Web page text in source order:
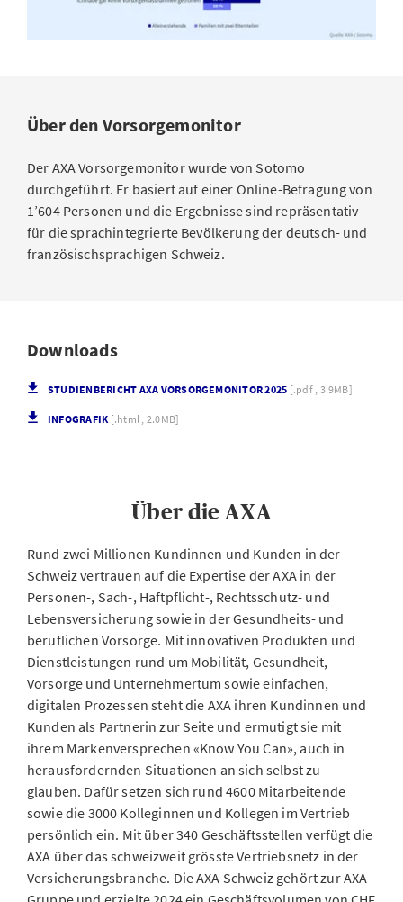
Über den Vorsorgemonitor
Der AXA Vorsorgemonitor wurde von Sotomo
durchgeführt. Er basiert auf einer Online-Befragung von
1’604 Personen und die Ergebnisse sind repräsentativ
für die sprachintegrierte Bevölkerung der deutsch- und
französischsprachigen Schweiz.
Downloads
STUDIENBERICHT AXA VORSORGEMONITOR 2025 [.pdf , 3.9MB]
INFOGRAFIK [.html , 2.0MB]
Über die AXA
Rund zwei Millionen Kundinnen und Kunden in der
Schweiz vertrauen auf die Expertise der AXA in der
Personen-, Sach-, Haftpflicht-, Rechtsschutz- und
Lebensversicherung sowie in der Gesundheits- und
beruflichen Vorsorge. Mit innovativen Produkten und
Dienstleistungen rund um Mobilität, Gesundheit,
Vorsorge und Unternehmertum sowie einfachen,
digitalen Prozessen steht die AXA ihren Kundinnen und
Kunden als Partnerin zur Seite und ermutigt sie mit
ihrem Markenversprechen «Know You Can», auch in
herausfordernden Situationen an sich selbst zu
glauben. Dafür setzen sich rund 4600 Mitarbeitende
sowie die 3000 Kolleginnen und Kollegen im Vertrieb
persönlich ein. Mit über 340 Geschäftsstellen verfügt die
AXA über das schweizweit grösste Vertriebsnetz in der
Versicherungsbranche. Die AXA Schweiz gehört zur AXA